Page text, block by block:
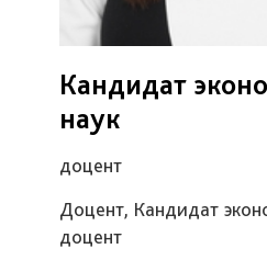
Кандидат
наук
доцент
Доцент, Кандидат
доцент